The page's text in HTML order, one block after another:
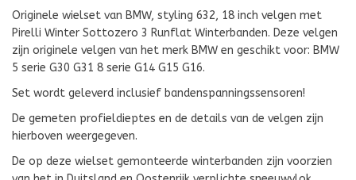
Originele wielset van BMW, styling 632, 18 inch velgen met
Pirelli Winter Sottozero 3 Runflat Winterbanden. Deze velgen
zijn originele velgen van het merk BMW en geschikt voor: BMW
5 serie G30 G31 8 serie G14 G15 G16.
Set wordt geleverd inclusief bandenspanningssensoren!
De gemeten profieldieptes en de details van de velgen zijn
hierboven weergegeven.
De op deze wielset gemonteerde winterbanden zijn voorzien